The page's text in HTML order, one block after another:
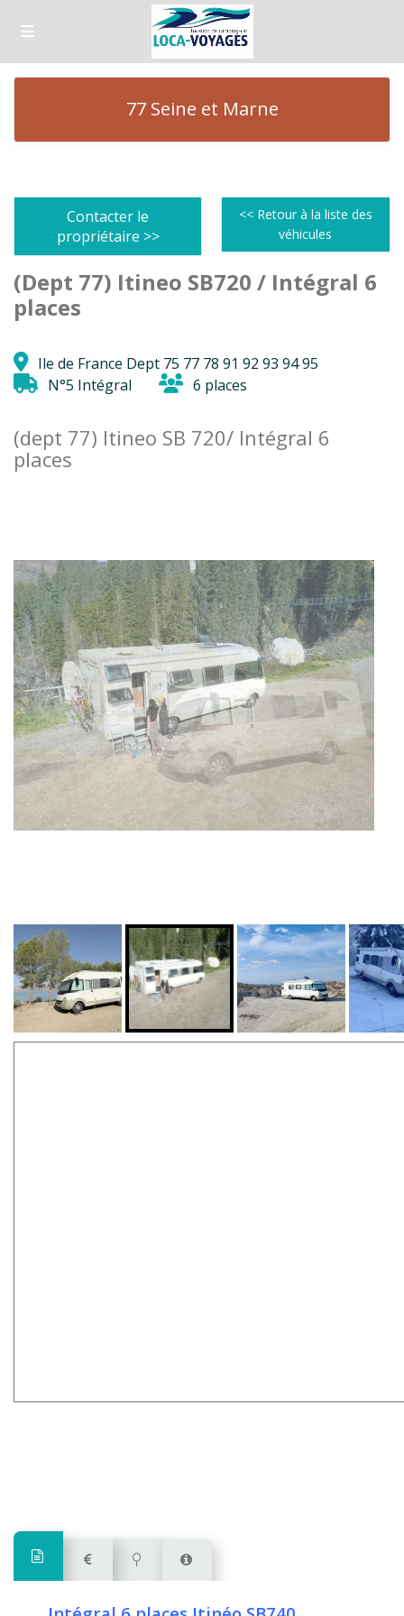
77 Seine et Marne
Contacter le
propriétaire >>
<< Retour à la liste des
véhicules
(Dept 77) Itineo SB720 / Intégral 6
places
Ile de France Dept 75 77 78 91 92 93 94 95
N°5 Intégral
6 places
(dept 77) Itineo SB 720/ Intégral 6
places